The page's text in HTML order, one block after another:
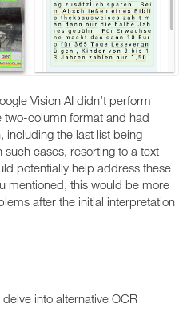
Vision AI didn’t perform
two-column format and had
including the last list being
cases, resorting to a text
potentially help address these
mentioned, this would be more
after the initial interpretation
into alternative OCR